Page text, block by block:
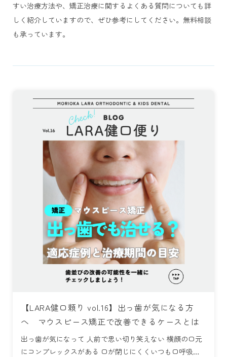
すい治療方法や、矯正治療に関するよくある質問についても詳
しく紹介していますので、ぜひ参考にしてください。無料相談
も承っています。
【LARA健口頼り vol.16】出っ歯が気になる方
へ マウスピース矯正で改善できるケースとは
出っ歯が気になって 人前で思い切り笑えない 横顔の口元
にコンプレックスがある 口が閉じにくくいつも口呼吸に